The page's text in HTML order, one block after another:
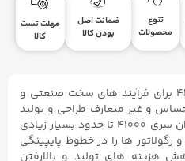
تنوع
محصولات
ضمانت اصل
بودن کالا
مهلت تست
کالا
کنترل ولو ماسونیلان سری ۴۱۰۰۰ برای فرآیند های سخت صنعتی و
و غیر متعارف طراحی و تولید
میشود. کنترل ولو برند ماسونیلان سری ۴۱۰۰۰ تا حدود بسیار زیادی
ها را در خطوط پایپینگی
هزینه های تولید و بالارفتن